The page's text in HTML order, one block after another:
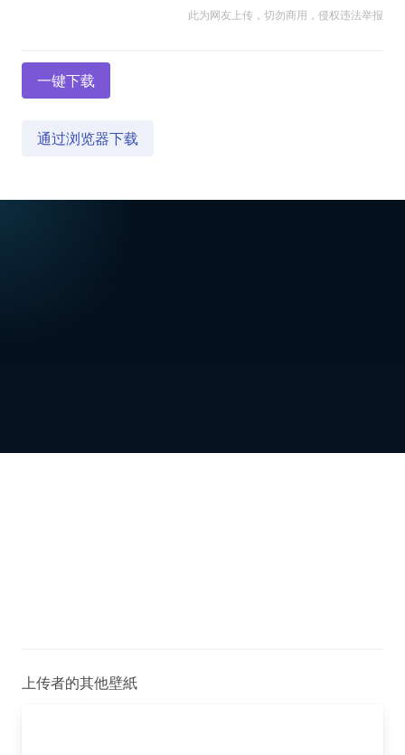
此为网友上传，切勿商用，侵权违法举报
一键下载
通过浏览器下载
上传者的其他壁紙